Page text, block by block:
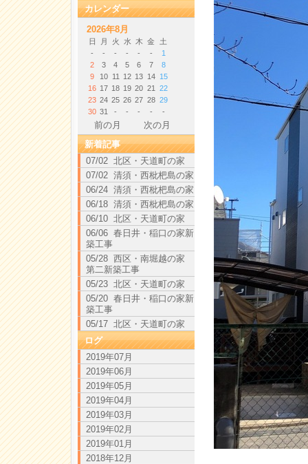
カレンダー
2026年8月
日 月 火 水 木 金
土
-
- - - - -
1
2
3 4 5 6 7
8
9
10 11 12 13 14
15
16 17 18 19 20 21
22
23 24 25 26 27 28 29
30 31 - - - - -
前の月
次の月
新着記事
07/02 北区・天道町の家
07/02 清須・西枇杷島の家
06/24 清須・西枇杷島の家
06/18 清須・西枇杷島の家
06/10 北区・天道町の家
06/06 春日井・稲口の家新
築工事
05/28 西区・南堀越の家
第二新築工事
05/23 北区・天道町の家
05/20 春日井・稲口の家新
築工事
05/17 北区・天道町の家
ログ
2019年07月
2019年06月
2019年05月
2019年04月
2019年03月
2019年02月
2019年01月
2018年12月